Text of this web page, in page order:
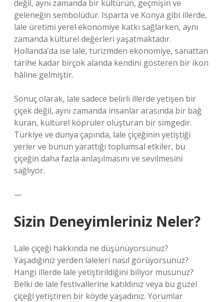
değil, aynı zamanda bir kültürün, geçmişin ve
geleneğin sembolüdür. Isparta ve Konya gibi illerde,
lale üretimi yerel ekonomiye katkı sağlarken, aynı
zamanda kültürel değerleri yaşatmaktadır.
Hollanda’da ise lale, turizmden ekonomiye, sanattan
tarihe kadar birçok alanda kendini gösteren bir ikon
hâline gelmiştir.
Sonuç olarak, lale sadece belirli illerde yetişen bir
çiçek değil, aynı zamanda insanlar arasında bir bağ
kuran, kültürel köprüler oluşturan bir simgedir.
Türkiye ve dünya çapında, lale çiçeğinin yetiştiği
yerler ve bunun yarattığı toplumsal etkiler, bu
çiçeğin daha fazla anlaşılmasını ve sevilmesini
sağlıyor.
—
Sizin Deneyimleriniz Neler?
Lale çiçeği hakkında ne düşünüyorsunuz?
Yaşadığınız yerden laleleri nasıl görüyorsunuz?
Hangi illerde lale yetiştirildiğini biliyor musunuz?
Belki de lale festivallerine katıldınız veya bu güzel
çiçeği yetiştiren bir köyde yaşadınız. Yorumlar